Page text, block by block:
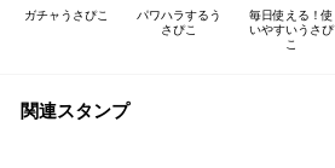
ガチャうさぴこ
パワハラするう
さぴこ
毎日使える！使
いやすいうさぴ
こ
関連スタンプ